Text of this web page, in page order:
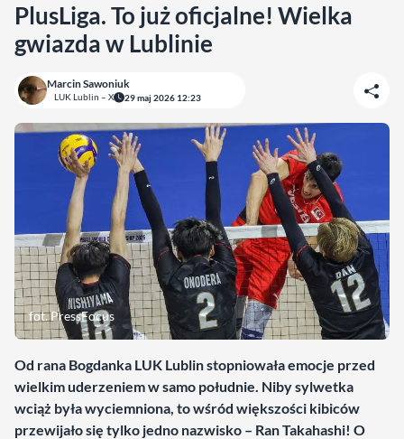
PlusLiga. To już oficjalne! Wielka
gwiazda w Lublinie
Marcin Sawoniuk
LUK Lublin – X 29 maj 2026 12:23
fot. PressFocus
Od rana Bogdanka LUK Lublin stopniowała emocje przed
wielkim uderzeniem w samo południe. Niby sylwetka
wciąż była wyciemniona, to wśród większości kibiców
przewijało się tylko jedno nazwisko – Ran Takahashi! O